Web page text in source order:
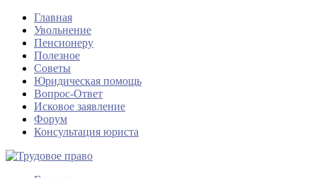
Главная
Увольнение
Пенсионеру
Полезное
Советы
Юридическая помощь
Вопрос-Ответ
Исковое заявление
Форум
Консультация юриста